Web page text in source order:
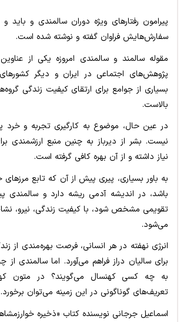
پیرامون رفتارهای ویژه دوران سالمندی و باید
سفارش‌هایش فراوان گفته و نوشته شده است.
مقوله سالمند و سالمندی امروزه یکی از
پژوهش‌های اجتماعی در ایران و دیگر
بسیاری از جوامع برای ارتقای کیفیت زندگی
بالاست.
در عین حال، موضوع به کارگیری تجربه و خرد
نیست. بشر از دیرباز به چنین منبع ارزشمندی
نیاز داشته و از آن بهره کافی گرفته است.
به باور بسیاری، پیری پیش از آن که تابع
باشد، در اندیشه آدمی ریشه دارد و
تقویمی مشخص شود، با کیفیت زندگی، نیرو،
می‌شود.
انرژی نهفته در هر انسانی، فرصت بهره‌مندی از
برای سالیان دراز فراهم می‌آورد. اما سالمندی
به چه کسی کهنسال می‌گویند؟ در متون
تعریف‌های گوناگونی در این زمینه می‌توان برخورد.
اسماعیل جرجانی نویسنده کتاب «ذخیره